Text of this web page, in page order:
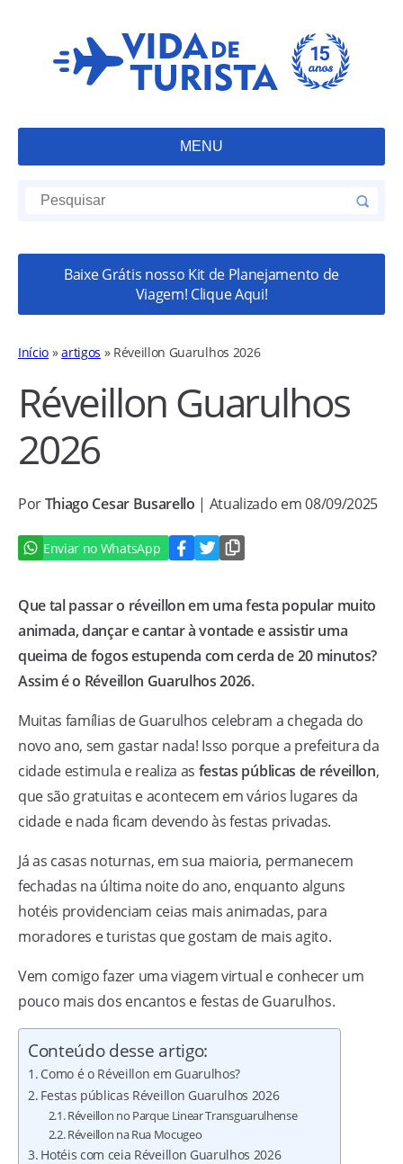
MENU
Baixe Grátis nosso Kit de Planejamento de
Viagem! Clique Aqui!
Início »artigos » Réveillon Guarulhos 2026
Réveillon Guarulhos
2026
PorThiago Cesar Busarello | Atualizado em 08/09/2025
Enviar no WhatsApp
Que tal passar o réveillon em uma festa popular muito
animada, dançar e cantar à vontade e assistir uma
queima de fogos estupenda com cerda de 20 minutos?
Assim é o Réveillon Guarulhos 2026.
Muitas famílias de Guarulhos celebram a chegada do
novo ano, sem gastar nada! Isso porque a prefeitura da
cidade estimula e realiza as festas públicas de réveillon,
que são gratuitas e acontecem em vários lugares da
cidade e nada ficam devendo às festas privadas.
Já as casas noturnas, em sua maioria, permanecem
fechadas na última noite do ano, enquanto alguns
hotéis providenciam ceias mais animadas, para
moradores e turistas que gostam de mais agito.
Vem comigo fazer uma viagem virtual e conhecer um
pouco mais dos encantos e festas de Guarulhos.
Conteúdo desse artigo:
Como é o Réveillon em Guarulhos?
Festas públicas Réveillon Guarulhos 2026
Réveillon no Parque Linear Transguarulhense
Réveillon na Rua Mocugeo
Hotéis com ceia Réveillon Guarulhos 2026